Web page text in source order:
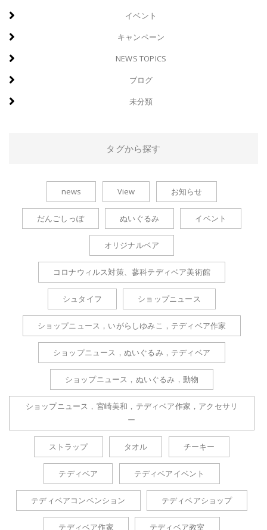
イベント
キャンペーン
NEWS TOPICS
ブログ
未分類
タグから探す
news View お知らせ
だんごしっぽ ぬいぐるみ イベント
オリジナルベア
コロナウィルス対策、蓼科テディベア美術館
シュタイフ ショップニュース
ショップニュース，いがらしゆみこ，テディベア作家
ショップニュース，ぬいぐるみ，テディベア
ショップニュース，ぬいぐるみ，動物
ショップニュース，宮崎美和，テディベア作家，アクセサリ
ー
ストラップ タオル チーキー
テディベア テディベアイベント
テディベアコンベンション テディベアショップ
テディベア作家 テディベア教室